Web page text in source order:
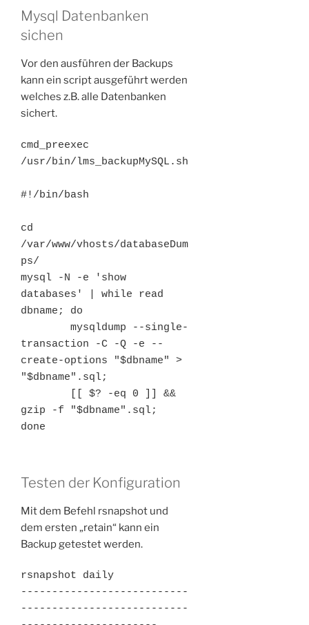
Mysql Datenbanken
sichen
Vor den ausführen der Backups
kann ein script ausgeführt werden
welches z.B. alle Datenbanken
sichert.
cmd_preexec
/usr/bin/lms_backupMySQL.sh
#!/bin/bash
cd
/var/www/vhosts/databaseDum
ps/
mysql -N -e 'show
databases' | while read
dbname; do
transaction -C -Q -e --
create-options "$dbname" >
"$dbname".sql;
gzip -f "$dbname".sql;
done
Testen der Konfiguration
Mit dem Befehl rsnapshot und
dem ersten „retain“ kann ein
Backup getestet werden.
rsnapshot daily
---------------------------
---------------------------